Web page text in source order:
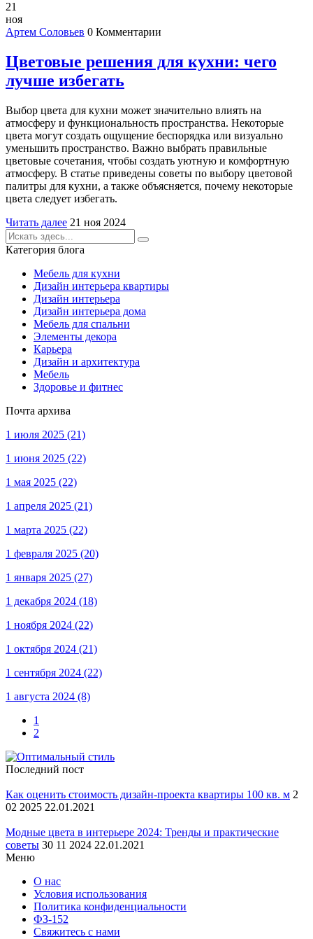
21
ноя
Артем Соловьев 0 Комментарии
Цветовые решения для кухни: чего
лучше избегать
Выбор цвета для кухни может значительно влиять на
атмосферу и функциональность пространства. Некоторые
цвета могут создать ощущение беспорядка или визуально
уменьшить пространство. Важно выбрать правильные
цветовые сочетания, чтобы создать уютную и комфортную
атмосферу. В статье приведены советы по выбору цветовой
палитры для кухни, а также объясняется, почему некоторые
цвета следует избегать.
Читать далее 21 ноя 2024
Категория блога
Мебель для кухни
Дизайн интерьера квартиры
Дизайн интерьера
Дизайн интерьера дома
Мебель для спальни
Элементы декора
Карьера
Дизайн и архитектура
Мебель
Здоровье и фитнес
Почта архива
1 июля 2025 (21)
1 июня 2025 (22)
1 мая 2025 (22)
1 апреля 2025 (21)
1 марта 2025 (22)
1 февраля 2025 (20)
1 января 2025 (27)
1 декабря 2024 (18)
1 ноября 2024 (22)
1 октября 2024 (21)
1 сентября 2024 (22)
1 августа 2024 (8)
1
2
Последний пост
Как оценить стоимость дизайн-проекта квартиры 100 кв. м 2
02 2025 22.01.2021
Модные цвета в интерьере 2024: Тренды и практические
советы 30 11 2024 22.01.2021
Меню
О нас
Условия использования
Политика конфиденциальности
ФЗ-152
Свяжитесь с нами